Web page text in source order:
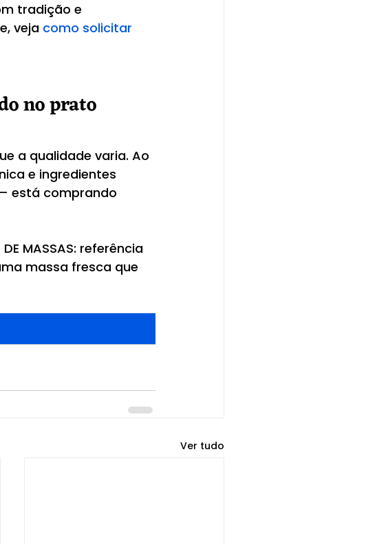
tradição e
veja como solicitar
no prato
a qualidade varia. Ao
e ingredientes
está comprando
MASSAS: referência
massa fresca que
Ver tudo